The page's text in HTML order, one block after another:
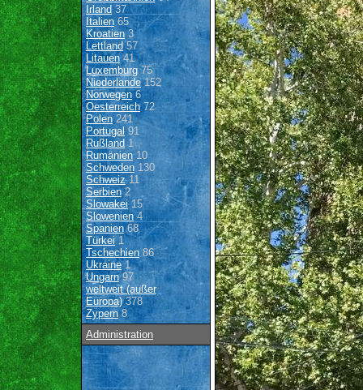
Irland 37
Italien65
Kroatien3
Lettland57
Litauen41
Luxemburg 75
Niederlande152
Norwegen6
Oesterreich72
Polen 241
Portugal91
Rußland 1
Rumänien10
Schweden 130
Schweiz11
Serbien2
Slowakei15
Slowenien4
Spanien68
Türkei1
Tschechien 86
Ukraine1
Ungarn97
weltweit (außer
Europa)378
Zypern8
Administration